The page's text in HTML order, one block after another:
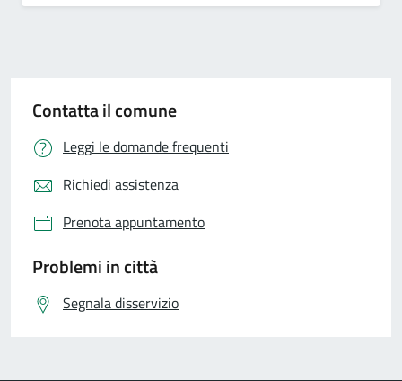
Contatta il comune
Leggi le domande frequenti
Richiedi assistenza
Prenota appuntamento
Problemi in città
Segnala disservizio